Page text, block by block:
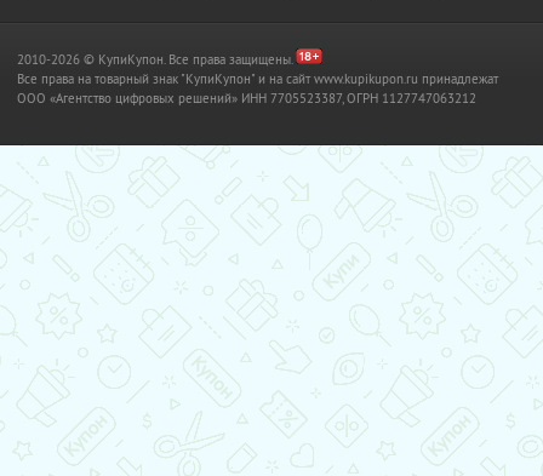
2010-2026 © КупиКупон. Все права защищены.
Все права на товарный знак "КупиКупон" и на сайт www.kupikupon.ru принадлежат
OOO «Агентство цифровых решений» ИНН 7705523387, ОГРН 1127747063212